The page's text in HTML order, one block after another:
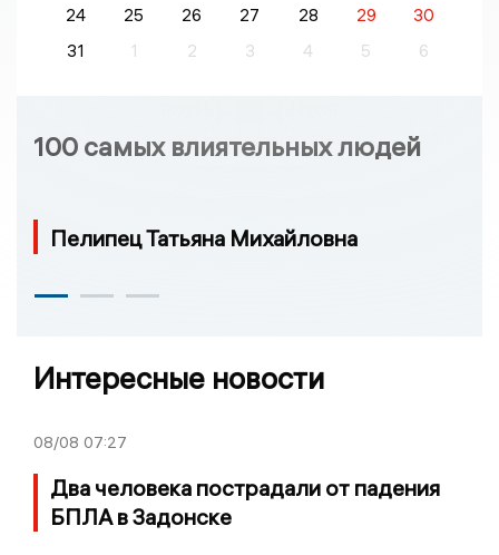
24
25 26 27 28 29
30
31
1 2 3 4 5 6
100 самых влиятельных людей
Пелипец Татьяна Михайловна
Интересные новости
08/08 07:27
Два человека пострадали от падения
БПЛА в Задонске